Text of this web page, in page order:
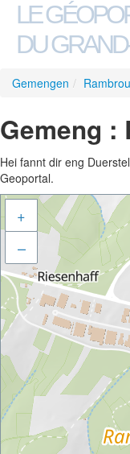
LE
DU
Gemengen /
Gemeng :
Hei fannt dir eng
Geoportal.
+
–